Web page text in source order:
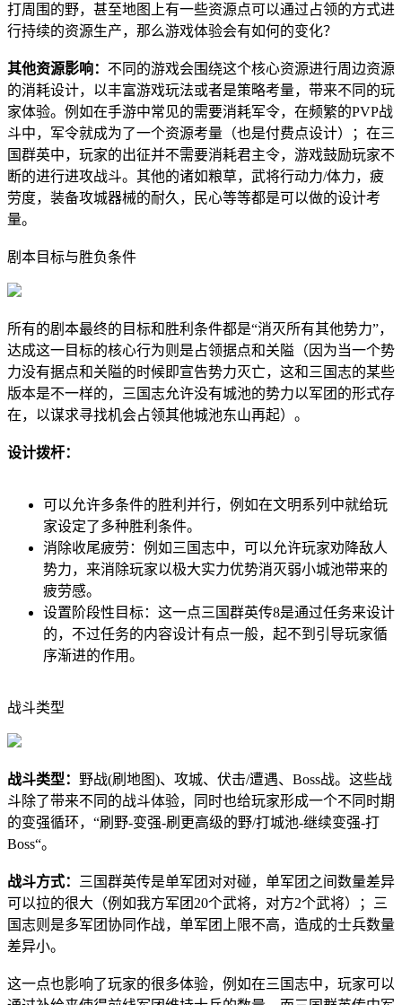
打周围的野，甚至地图上有一些资源点可以通过占领的方式进
行持续的资源生产，那么游戏体验会有如何的变化？
其他资源影响： 不同的游戏会围绕这个核心资源进行周边资源
的消耗设计，以丰富游戏玩法或者是策略考量，带来不同的玩
家体验。例如在手游中常见的需要消耗军令，在频繁的PVP战
斗中，军令就成为了一个资源考量（也是付费点设计）；在三
国群英中，玩家的出征并不需要消耗君主令，游戏鼓励玩家不
断的进行进攻战斗。其他的诸如粮草，武将行动力/体力，疲
劳度，装备攻城器械的耐久，民心等等都是可以做的设计考
量。
剧本目标与胜负条件
所有的剧本最终的目标和胜利条件都是“消灭所有其他势力”，
达成这一目标的核心行为则是占领据点和关隘（因为当一个势
力没有据点和关隘的时候即宣告势力灭亡，这和三国志的某些
版本是不一样的，三国志允许没有城池的势力以军团的形式存
在，以谋求寻找机会占领其他城池东山再起）。
设计拨杆：
可以允许多条件的胜利并行，例如在文明系列中就给玩
家设定了多种胜利条件。
消除收尾疲劳：例如三国志中，可以允许玩家劝降敌人
势力，来消除玩家以极大实力优势消灭弱小城池带来的
疲劳感。
设置阶段性目标：这一点三国群英传8是通过任务来设计
的，不过任务的内容设计有点一般，起不到引导玩家循
序渐进的作用。
战斗类型
战斗类型： 野战(刷地图)、攻城、伏击/遭遇、Boss战。这些战
斗除了带来不同的战斗体验，同时也给玩家形成一个不同时期
的变强循环，“刷野-变强-刷更高级的野/打城池-继续变强-打
Boss“。
战斗方式：
三国群英传是单军团对对碰，单军团之间数量差异
可以拉的很大（例如我方军团20个武将，对方2个武将）；三
国志则是多军团协同作战，单军团上限不高，造成的士兵数量
差异小。
这一点也影响了玩家的很多体验，例如在三国志中，玩家可以